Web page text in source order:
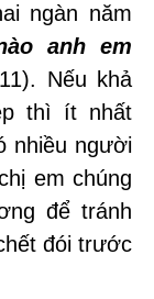
ngàn năm
anh em
Nếu khả
thì ít nhất
nhiều người
em chúng
để tránh
đói trước